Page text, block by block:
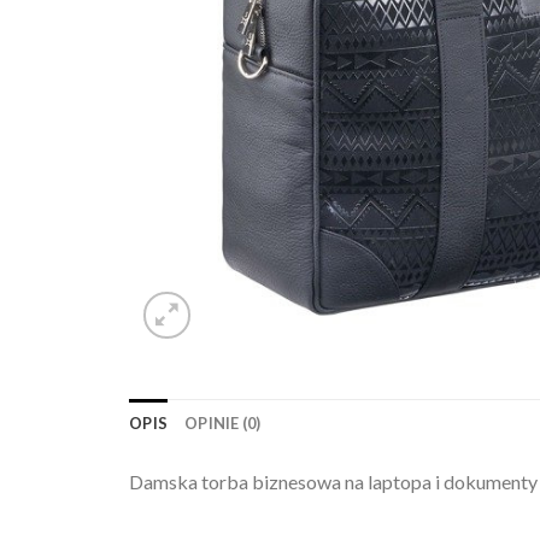
OPIS OPINIE (0)
Damska torba biznesowa na laptopa i